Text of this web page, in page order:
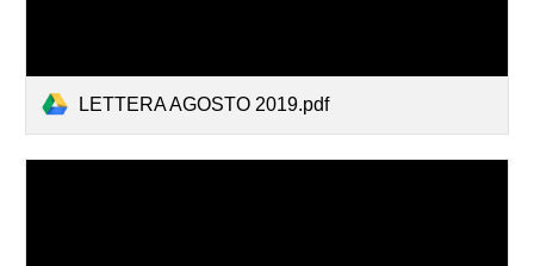
LETTERA AGOSTO 2019.pdf